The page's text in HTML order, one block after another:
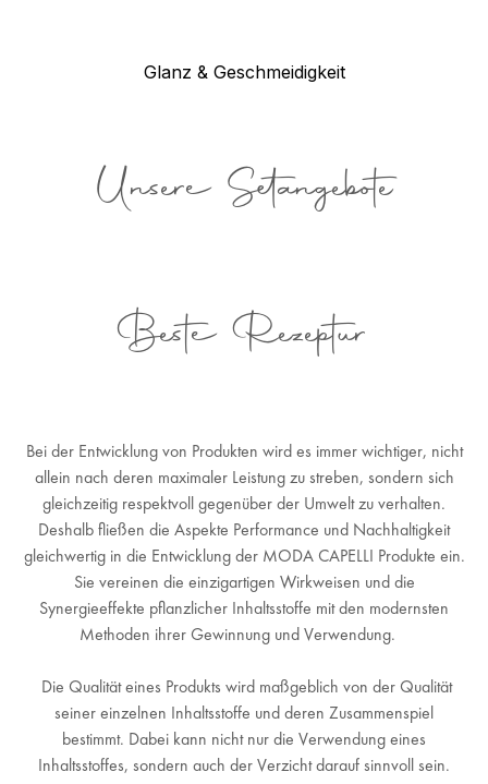
Glanz & Geschmeidigkeit
Unsere Setangebote
Beste Rezeptur
Bei der Entwicklung von Produkten wird es immer wichtiger, nicht
allein nach deren maximaler Leistung zu streben, sondern sich
gleichzeitig respektvoll gegenüber der Umwelt zu verhalten.
Deshalb fließen die Aspekte Performance und Nachhaltigkeit
gleichwertig in die Entwicklung der MODA CAPELLI Produkte ein.
Sie vereinen die einzigartigen Wirkweisen und die
Synergieeffekte pflanzlicher Inhaltsstoffe mit den modernsten
Methoden ihrer Gewinnung und Verwendung.
Die Qualität eines Produkts wird maßgeblich von der Qualität
seiner einzelnen Inhaltsstoffe und deren Zusammenspiel
bestimmt. Dabei kann nicht nur die Verwendung eines
Inhaltsstoffes, sondern auch der Verzicht darauf sinnvoll sein.